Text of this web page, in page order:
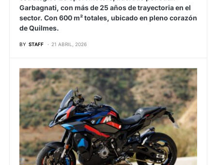
Garbagnati, con más de 25 años de trayectoria en el
sector. Con 600 m² totales, ubicado en pleno corazón
de Quilmes.
BY STAFF 21 ABRIL, 2026